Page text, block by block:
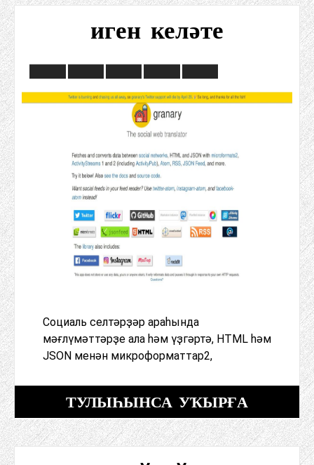
иген келәте
Социаль селтәрҙәр араһында
мәғлүмәттәрҙе ала һәм үҙгәртә, HTML һәм
JSON менән микроформаттар2,
ТУЛЫҺЫНСА УҠЫРҒА